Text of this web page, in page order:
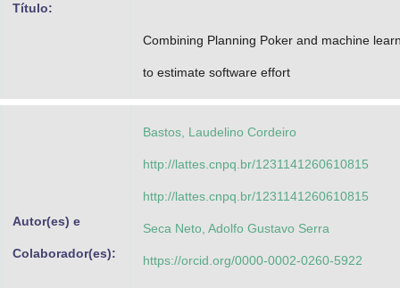
Título:
Combining Planning Poker and machine
to estimate software effort
Autor(es) e
Colaborador(es):
Bastos, Laudelino Cordeiro
http://lattes.cnpq.br/1231141260610815
http://lattes.cnpq.br/1231141260610815
Seca Neto, Adolfo Gustavo Serra
https://orcid.org/0000-0002-0260-5922